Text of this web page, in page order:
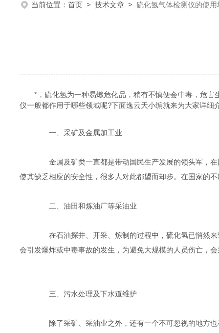
当前位置： 首页 > 技术文章 > 硫化氢气体检测仪的使用
*，硫化氢为一种易燃危化品，稍有不慎便会中毒，危害
仪一般都作用于哪些领域呢?下面逸云天小编就来为大家详细
一、采矿及金属加工业
金属及矿类一直都是带动国民生产发展的领头军，在
使其缺乏相应的安全性，很多人对此都望而却步。在国家的不
二、油田和炼油厂等采油业
在石油探井、开采、炼制的过程中，硫化氢已悄然来
会引发爆炸或中毒事故的发生，为避免大规模的人员伤亡，
三、污水处理及下水道维护
除了采矿、采油业之外，还有一个不可忽视的地方也